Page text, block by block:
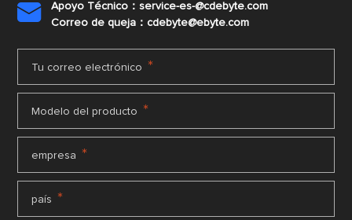

Apoyo Técnico：service-es-@cdebyte.com
Correo de queja：cdebyte@ebyte.com
Tu correo electrónico *
Modelo del producto *
empresa *
país *